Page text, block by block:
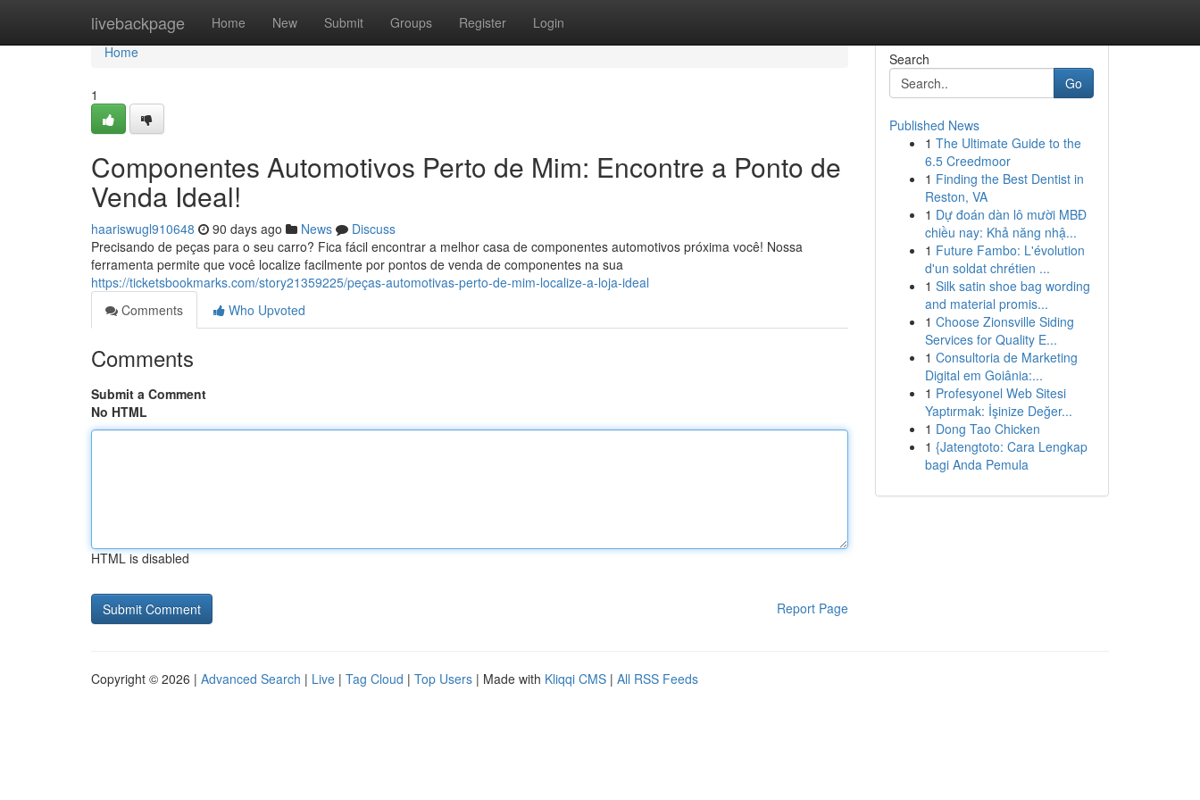
livebackpage Home New Submit Groups Register Login
Home
Home
1
Componentes Automotivos Perto de Mim: Encontre a Ponto de
Venda Ideal!
haariswugl910648 90 days ago News
Discuss
Precisando de peças para o seu carro? Fica fácil encontrar a melhor casa de componentes automotivos próxima você! Nossa
ferramenta permite que você localize facilmente por pontos de venda de componentes na sua
https://ticketsbookmarks.com/story21359225/peças-automotivas-perto-de-mim-localize-a-loja-ideal
Comments
Who Upvoted
Comments
Submit a Comment
No HTML
HTML is disabled
Report Page
Search
Go
Published News
1 The Ultimate Guide to the
6.5 Creedmoor
1 Finding the Best Dentist in
Reston, VA
1 Dự đoán dàn lô mười MBĐ
chiều nay: Khả năng nhậ...
1 Future Fambo: L'évolution
d'un soldat chrétien ...
1 Silk satin shoe bag wording
and material promis...
1 Choose Zionsville Siding
Services for Quality E...
1 Consultoria de Marketing
Digital em Goiânia:...
1 Profesyonel Web Sitesi
Yaptırmak: İşinize Değer...
1 Dong Tao Chicken
1 {Jatengtoto: Cara Lengkap
bagi Anda Pemula
Copyright © 2026 | Advanced Search | Live | Tag Cloud | Top Users | Made with Kliqqi CMS | All RSS Feeds